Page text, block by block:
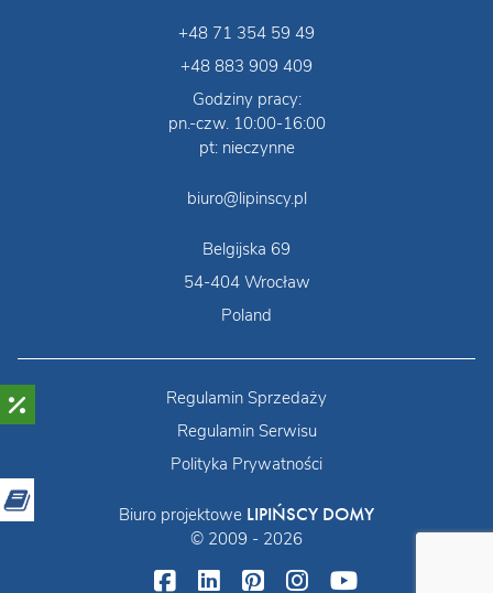
+48 71 354 59 49
+48 883 909 409
Godziny pracy:
pn.-czw. 10:00-16:00
pt: nieczynne
biuro@lipinscy.pl
Belgijska 69
54-404 Wrocław
Poland
Regulamin Sprzedaży
Regulamin Serwisu
Polityka Prywatności
Biuro projektowe LIPIŃSCY DOMY
© 2009 - 2026